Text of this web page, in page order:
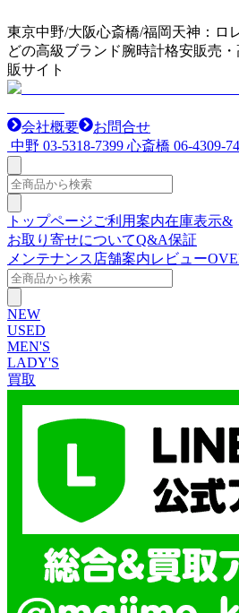
東京中野/大阪心斎橋/福岡天神：ロ
どの高級ブランド腕時計格安販売
販サイト
会社概要
お問合せ
中野 03-5318-7399 心斎橋 06-4309-
トップページご利用案内在庫表示&
お取り寄せについてQ&A保証
メンテナンス 店舗案内レビュー
NEW
USED
MEN'S
LADY'S
買取